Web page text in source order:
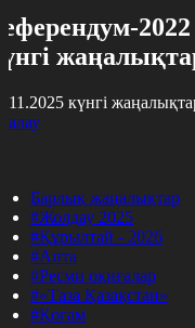
күнгі
Барлық жаңалықтар
#Жолдау 2025
#Құрылтай - 2026
#Апта
#Ресми оқиғалар
#«Таза Қазақстан»
#Қоғам